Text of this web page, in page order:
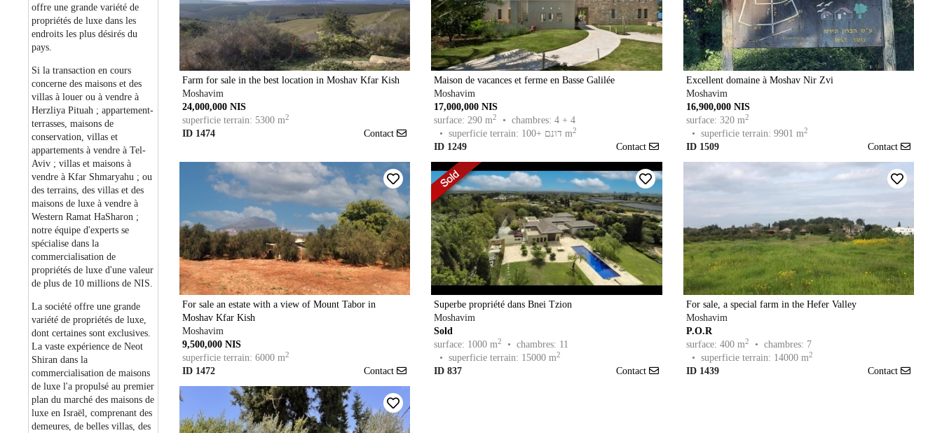
offre une grande variété de
propriétés de luxe dans les
endroits les plus désirés du
pays.
Si la transaction en cours
concerne des maisons et des
villas à louer ou à vendre à
Herzliya Pituah ; appartement-
terrasses, maisons de
conservation, villas et
appartements à vendre à Tel-
Aviv ; villas et maisons à
vendre à Kfar Shmaryahu ; ou
des terrains, des villas et des
maisons de luxe à vendre à
Western Ramat HaSharon ;
notre équipe d'experts se
spécialise dans la
commercialisation de
propriétés de luxe d'une valeur
de plus de 10 millions de NIS.
La société offre une grande
variété de propriétés de luxe,
dont certaines sont exclusives.
La vaste expérience de Neot
Shiran dans la
commercialisation de maisons
de luxe l'a propulsé au premier
plan du marché des maisons de
luxe en Israël, comprenant des
demeures, de belles villas, des
Farm for sale in the best location in Moshav Kfar Kish
Moshavim
24,000,000 NIS
superficie terrain: 5300 m2
ID 1474 Contact
Maison de vacances et ferme en Basse Galilée
Moshavim
17,000,000 NIS
surface: 290 m2
• chambres: 4 + 4
• superficie terrain: 100+ דונם m2
ID 1249 Contact
Excellent domaine à Moshav Nir Zvi
Moshavim
16,900,000 NIS
surface: 320 m2
• superficie terrain: 9901 m2
ID 1509 Contact
For sale an estate with a view of Mount Tabor in
Moshav Kfar Kish
Moshavim
9,500,000 NIS
superficie terrain: 6000 m2
ID 1472 Contact
Superbe propriété dans Bnei Tzion
Moshavim
Sold
surface: 1000 m2
• chambres: 11
• superficie terrain: 15000 m2
ID 837 Contact
For sale, a special farm in the Hefer Valley
Moshavim
P.O.R
surface: 400 m2
• chambres: 7
• superficie terrain: 14000 m2
ID 1439 Contact